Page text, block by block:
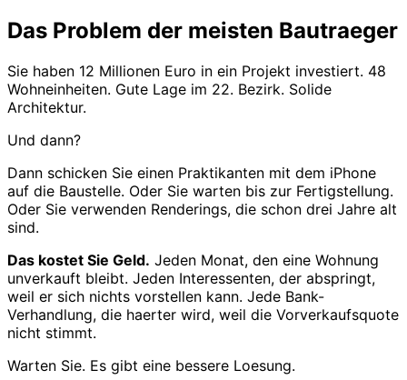
Das Problem der meisten Bautraeger
Sie haben 12 Millionen Euro in ein Projekt investiert. 48
Wohneinheiten. Gute Lage im 22. Bezirk. Solide
Architektur.
Und dann?
Dann schicken Sie einen Praktikanten mit dem iPhone
auf die Baustelle. Oder Sie warten bis zur Fertigstellung.
Oder Sie verwenden Renderings, die schon drei Jahre alt
sind.
Das kostet Sie Geld. Jeden Monat, den eine Wohnung
unverkauft bleibt. Jeden Interessenten, der abspringt,
weil er sich nichts vorstellen kann. Jede Bank-
Verhandlung, die haerter wird, weil die Vorverkaufsquote
nicht stimmt.
Warten Sie. Es gibt eine bessere Loesung.